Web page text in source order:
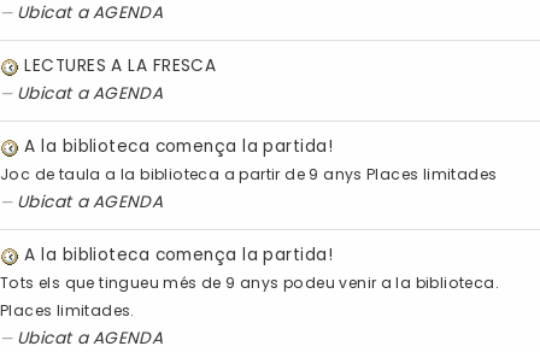
Ubicat aAGENDA
LECTURES A LA FRESCA
Ubicat aAGENDA
A la biblioteca comença la partida!
Joc de taula a la biblioteca a partir de 9 anys Places limitades
Ubicat aAGENDA
A la biblioteca comença la partida!
Tots els que tingueu més de 9 anys podeu venir a la biblioteca.
Places limitades.
Ubicat aAGENDA